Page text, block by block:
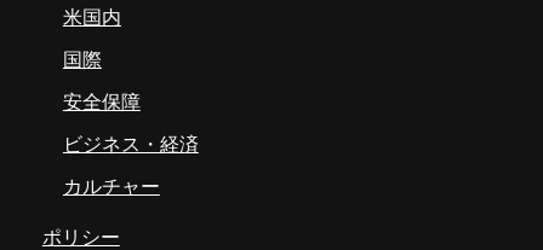
米国内
国際
安全保障
ビジネス・経済
カルチャー
ポリシー